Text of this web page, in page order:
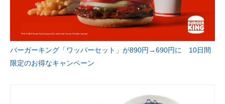
バーガーキング「ワッパーセット」が890円→690円に 10日間
限定のお得なキャンペーン